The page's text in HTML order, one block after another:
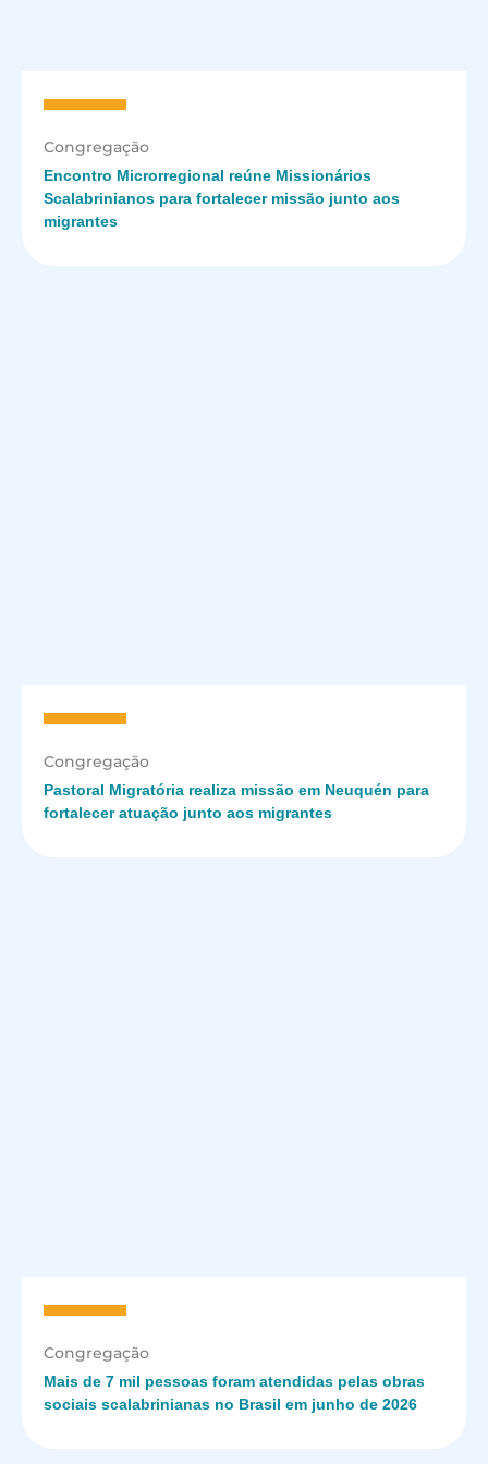
Congregação
Encontro Microrregional reúne Missionários
Scalabrinianos para fortalecer missão junto aos
migrantes
Congregação
Pastoral Migratória realiza missão em Neuquén para
fortalecer atuação junto aos migrantes
Congregação
Mais de 7 mil pessoas foram atendidas pelas obras
sociais scalabrinianas no Brasil em junho de 2026